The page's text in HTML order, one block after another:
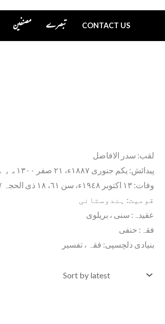
مصنفین تبصرے CONTACT US
لقب: سدر الافاضل
پیدائش: یکم جنوری ١٨٨٧ء، ٢١ صفر ١٣٠٠ھ ، مرادآباد ، اتر پردیش ، ہندوستان
وفات: ١٣ اکتوبر ١٩٤٨ء، سن ٦١، ١٨ ذی الحجہ ١٣٦٧ھ ، موراد آباد ، ہندوستان
قومیت: ہندوستانی
عقیدہ: سنی ، بریلوی
فقہ: حنفی
بنیادی دلچسپی: فقہ ، تفسیر